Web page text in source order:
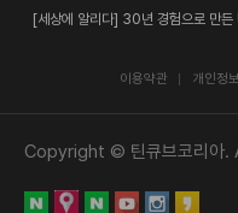
이용약관 개인정
Copyright © 틴큐브코리아